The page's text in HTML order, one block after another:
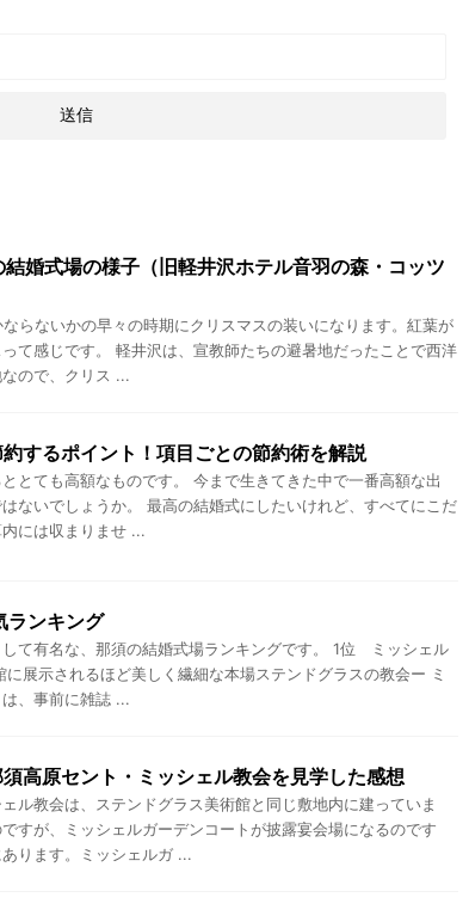
婚式場の様子（旧軽井沢ホテル音羽の森・コッツ
らないかの早々の時期にクリスマスの装いになります。紅葉が
て感じです。 軽井沢は、宣教師たちの避暑地だったことで西洋
ので、クリス ...
するポイント！項目ごとの節約術を解説
とても高額なものです。 今まで生きてきた中で一番高額な出
ないでしょうか。 最高の結婚式にしたいけれど、すべてにこだ
には収まりませ ...
ランキング
て有名な、那須の結婚式場ランキングです。 1位 ミッシェル
展示されるほど美しく繊細な本場ステンドグラスの教会ー ミ
、事前に雑誌 ...
高原セント・ミッシェル教会を見学した感想
ル教会は、ステンドグラス美術館と同じ敷地内に建っていま
すが、ミッシェルガーデンコートが披露宴会場になるのです
ります。ミッシェルガ ...